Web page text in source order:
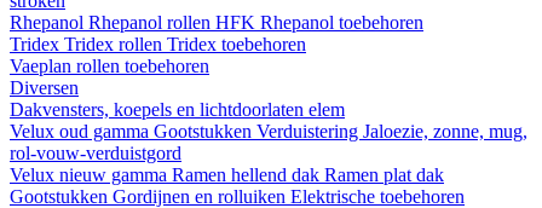
Rhepanol Rhepanol rollen HFK Rhepanol toebehoren
Tridex Tridex rollen Tridex toebehoren
Vaeplan rollen toebehoren
Diversen
Dakvensters, koepels en lichtdoorlaten elem
Velux oud gamma Gootstukken Verduistering Jaloezie, zonne, mug,
rol-vouw-verduistgord
Velux nieuw gamma Ramen hellend dak Ramen plat dak
Gootstukken Gordijnen en rolluiken Elektrische toebehoren